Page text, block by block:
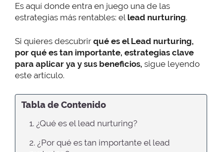
Es aquí donde entra en juego una de las
estrategias más rentables: el lead nurturing.
Si quieres descubrir qué es el Lead nurturing,
por qué es tan importante, estrategias clave
para aplicar ya y sus beneficios, sigue leyendo
este artículo.
Tabla de Contenido
1. ¿Qué es el lead nurturing?
2. ¿Por qué es tan importante el lead